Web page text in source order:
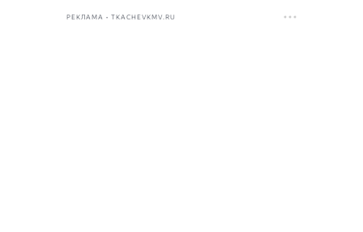
РЕКЛАМА • TKACHEVKMV.RU